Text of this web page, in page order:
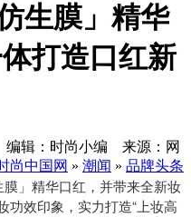
生膜」精华
打造口红新
编辑：时尚小编 来源：网
尚中国网 » 潮闻 » 品牌头条
」精华口红，并带来全新妆
功效印象，实力打造“上妆高